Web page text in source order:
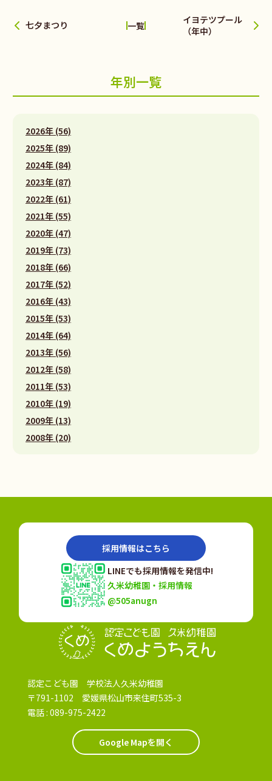
七夕まつり 一覧
イヨテツプール
（年中）
年別一覧
2026年 (56)
2025年 (89)
2024年 (84)
2023年 (87)
2022年 (61)
2021年 (55)
2020年 (47)
2019年 (73)
2018年 (66)
2017年 (52)
2016年 (43)
2015年 (53)
2014年 (64)
2013年 (56)
2012年 (58)
2011年 (53)
2010年 (19)
2009年 (13)
2008年 (20)
認定こども園 学校法人久米幼稚園
〒791-1102 愛媛県松山市来住町535-3
電話 : 089-975-2422
Google Mapを開く
採用情報はこちら
LINEでも採用情報を発信中!
久米幼稚園・採用情報
@505anugn